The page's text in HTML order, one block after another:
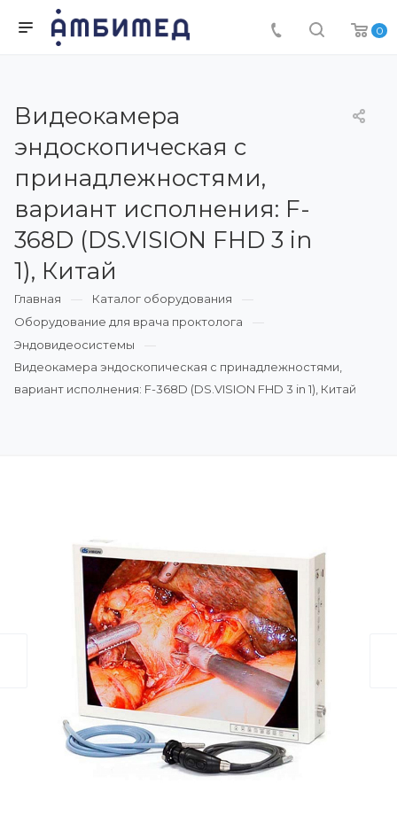
0
Видеокамера
эндоскопическая с
принадлежностями,
вариант исполнения: F-
368D (DS.VISION FHD 3 in
1), Китай
Главная
Каталог оборудования
Оборудование для врача проктолога
Эндовидеосистемы
Видеокамера эндоскопическая с принадлежностями,
вариант исполнения: F-368D (DS.VISION FHD 3 in 1), Китай